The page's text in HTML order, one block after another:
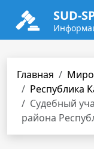
SUD-
Главная
Республика
Судебный
района